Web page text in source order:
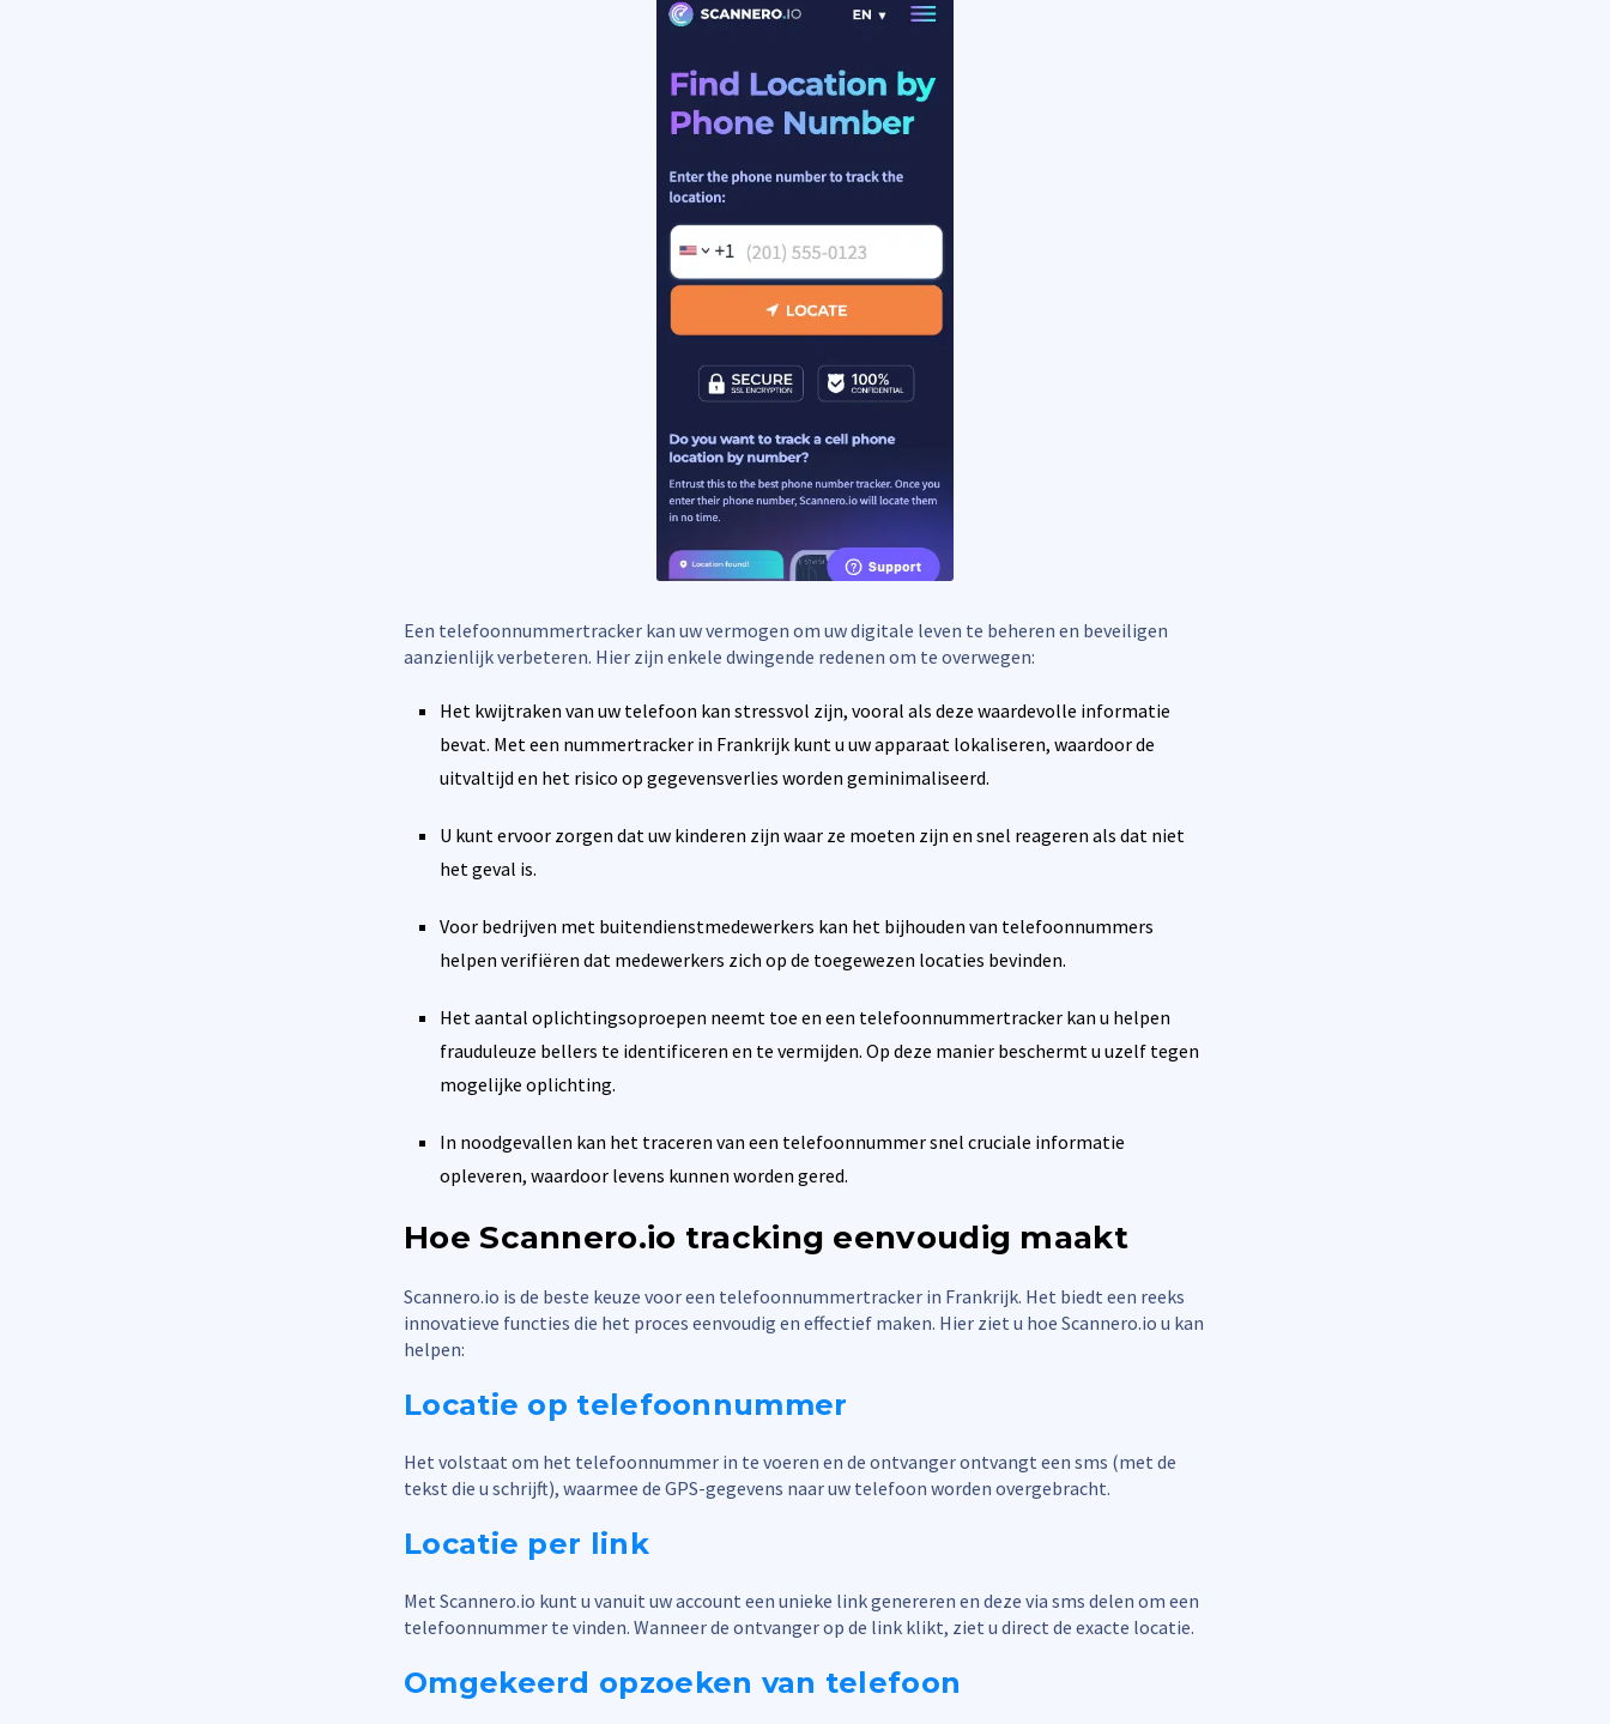
Een telefoonnummertracker kan uw vermogen om uw digitale leven te beheren en beveiligen
aanzienlijk verbeteren. Hier zijn enkele dwingende redenen om te overwegen:
Het kwijtraken van uw telefoon kan stressvol zijn, vooral als deze waardevolle informatie
bevat. Met een nummertracker in Frankrijk kunt u uw apparaat lokaliseren, waardoor de
uitvaltijd en het risico op gegevensverlies worden geminimaliseerd.
U kunt ervoor zorgen dat uw kinderen zijn waar ze moeten zijn en snel reageren als dat niet
het geval is.
Voor bedrijven met buitendienstmedewerkers kan het bijhouden van telefoonnummers
helpen verifiëren dat medewerkers zich op de toegewezen locaties bevinden.
Het aantal oplichtingsoproepen neemt toe en een telefoonnummertracker kan u helpen
frauduleuze bellers te identificeren en te vermijden. Op deze manier beschermt u uzelf tegen
mogelijke oplichting.
In noodgevallen kan het traceren van een telefoonnummer snel cruciale informatie
opleveren, waardoor levens kunnen worden gered.
Hoe Scannero.io tracking eenvoudig maakt
Scannero.io is de beste keuze voor een telefoonnummertracker in Frankrijk. Het biedt een reeks
innovatieve functies die het proces eenvoudig en effectief maken. Hier ziet u hoe Scannero.io u kan
helpen:
Locatie op telefoonnummer
Het volstaat om het telefoonnummer in te voeren en de ontvanger ontvangt een sms (met de
tekst die u schrijft), waarmee de GPS-gegevens naar uw telefoon worden overgebracht.
Locatie per link
Met Scannero.io kunt u vanuit uw account een unieke link genereren en deze via sms delen om een
telefoonnummer te vinden. Wanneer de ontvanger op de link klikt, ziet u direct de exacte locatie.
Omgekeerd opzoeken van telefoon